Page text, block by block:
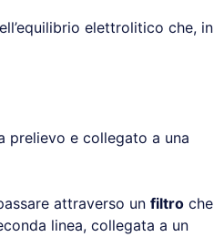
elettrolitico che, in
prelievo e collegato a una
attraverso un filtroche
linea, collegata a un